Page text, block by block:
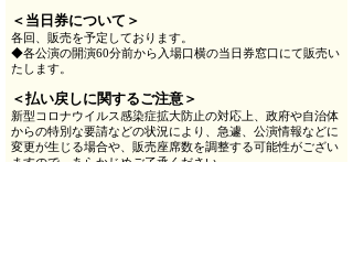
＜当日券について＞
各回、販売を予定しております。
◆各公演の開演60分前から入場口横の当日券窓口にて販売い
たします。
＜払い戻しに関するご注意＞
新型コロナウイルス感染症拡大防止の対応上、政府や自治体
からの特別な要請などの状況により、急遽、公演情報などに
変更が生じる場合や、販売座席数を調整する可能性がござい
ますので、あらかじめご了承ください。